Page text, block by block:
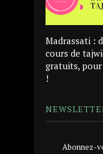
Madrassati :
cours de
gratuits,
!
Abonnez-